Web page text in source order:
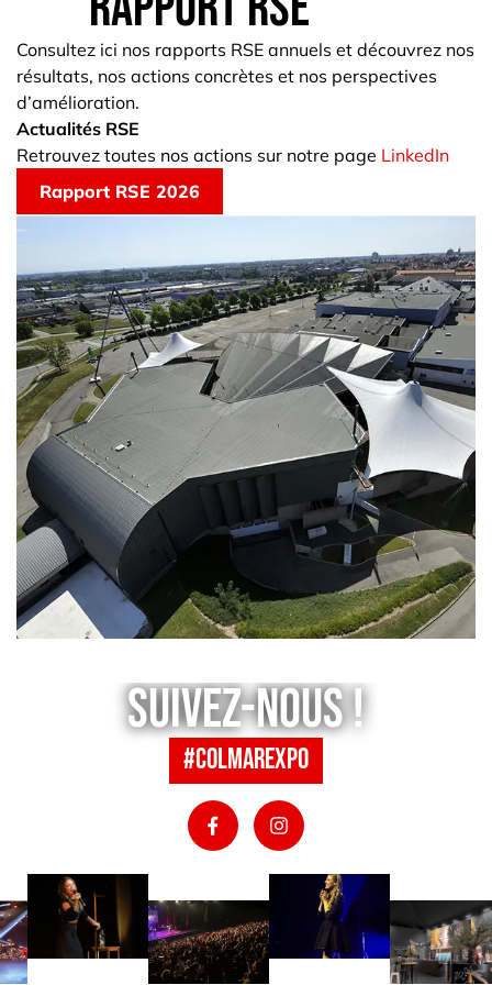
Consultez ici nos rapports RSE annuels et découvrez nos
résultats, nos actions concrètes et nos perspectives
d’amélioration.
Actualités RSE
Retrouvez toutes nos actions sur notre page LinkedIn
Rapport RSE 2026
Suivez-nous !
#colmarexpo